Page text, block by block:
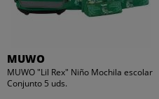
MUWO
MUWO "Lil Rex" Niño Mochila escolar
Conjunto 5 uds.